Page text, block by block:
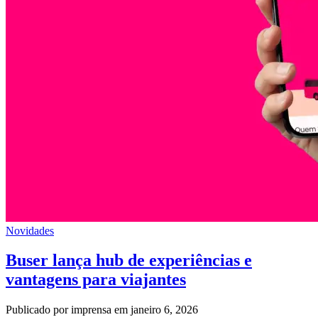
Novidades
Buser lança hub de experiências e
vantagens para viajantes
Publicado por imprensa em janeiro 6, 2026